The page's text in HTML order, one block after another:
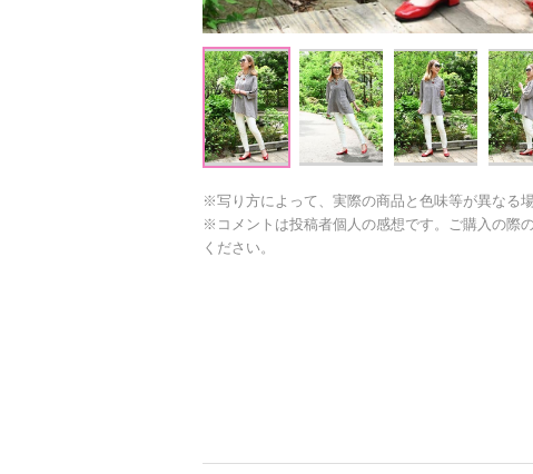
※写り方によって、実際の商品と色味等が異なる場
※コメントは投稿者個人の感想です。ご購入の際
ください。